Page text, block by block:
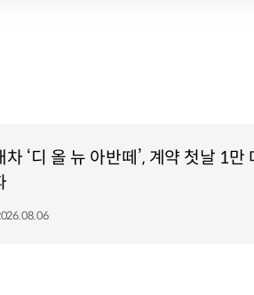
차 ‘디 올 뉴 아반떼’, 계약 첫날 1만